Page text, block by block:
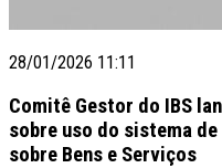
28/01/2026 11:11
Comitê Gestor do IBS
sobre uso do sistema
sobre Bens e Serviços